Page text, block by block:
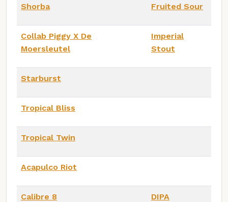
Shorba Fruited Sour
Collab Piggy X De
Moersleutel
Imperial
Stout
Starburst
Tropical Bliss
Tropical Twin
Acapulco Riot
Calibre 8 DIPA